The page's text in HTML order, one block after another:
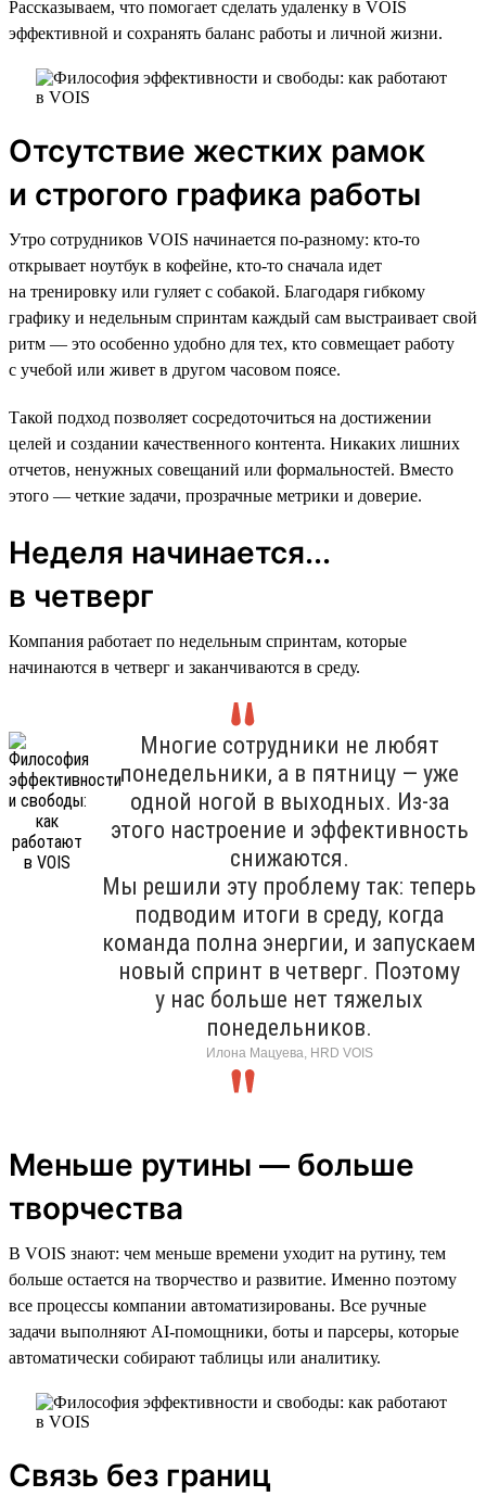
Рассказываем, что помогает сделать удаленку в VOIS
эффективной и сохранять баланс работы и личной жизни.
Отсутствие жестких рамок
и строгого графика работы
Утро сотрудников VOIS начинается по-разному: кто-то
открывает ноутбук в кофейне, кто-то сначала идет
на тренировку или гуляет с собакой. Благодаря гибкому
графику и недельным спринтам каждый сам выстраивает свой
ритм — это особенно удобно для тех, кто совмещает работу
с учебой или живет в другом часовом поясе.
Такой подход позволяет сосредоточиться на достижении
целей и создании качественного контента. Никаких лишних
отчетов, ненужных совещаний или формальностей. Вместо
этого — четкие задачи, прозрачные метрики и доверие.
Неделя начинается...
в четверг
Компания работает по недельным спринтам, которые
начинаются в четверг и заканчиваются в среду.
Многие сотрудники не любят
понедельники, а в пятницу — уже
одной ногой в выходных. Из-за
этого настроение и эффективность
снижаются.
Мы решили эту проблему так: теперь
подводим итоги в среду, когда
команда полна энергии, и запускаем
новый спринт в четверг. Поэтому
у нас больше нет тяжелых
понедельников.
Илона Мацуева, HRD VOIS
Меньше рутины — больше
творчества
В VOIS знают: чем меньше времени уходит на рутину, тем
больше остается на творчество и развитие. Именно поэтому
все процессы компании автоматизированы. Все ручные
задачи выполняют AI-помощники, боты и парсеры, которые
автоматически собирают таблицы или аналитику.
Связь без границ